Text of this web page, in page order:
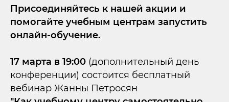
Присоединяйтесь к нашей акции и
помогайте учебным центрам запустить
онлайн-обучение.
17 марта в 19:00 (дополнительный день
конференции) состоится бесплатный
вебинар Жанны Петросян